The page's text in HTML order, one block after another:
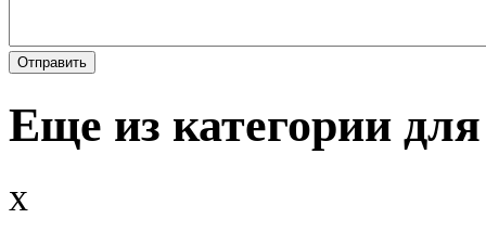
Еще из категории
x